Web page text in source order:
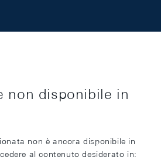
non disponibile in
non è ancora disponibile in
al contenuto desiderato in: